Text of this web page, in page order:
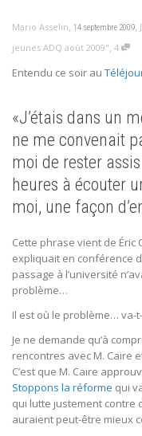
Mario Asselin, 14 septembre 2009,
jeunes ADQ août 2009", 4
Entendu ce soir au
«J’étais dans un
ne me convenait
moi de rester
heures à écouter
moi, une façon
Cette phrase vient de Éric
expliquait en conférence
passage à l’université
problème…
Il est où le problème… va-
Je ne demande qu’à
rencontres avec M. Caire
C’est que M. Caire
Stoppons la réforme qui
qui lutte justement contre
auraient peut-être mieux